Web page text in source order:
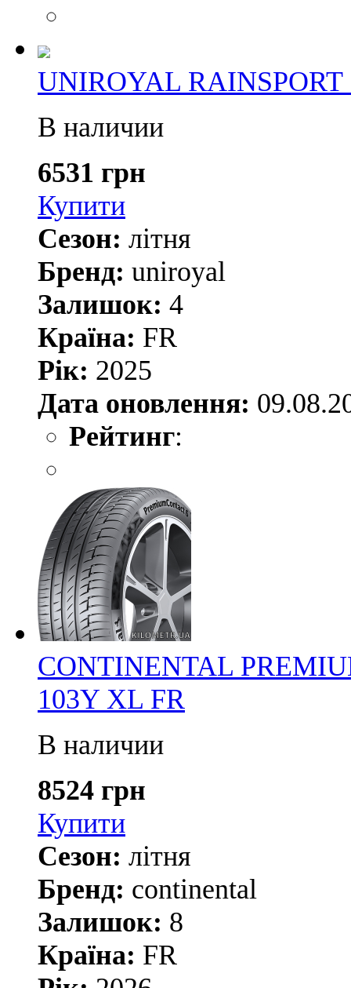
UNIROYAL RAINSPORT
В наличии
6531 грн
Купити
Сезон: літня
Бренд: uniroyal
Залишок: 4
Країна: FR
Рік: 2025
Дата оновлення:
Рейтинг:
CONTINENTAL
103Y XL FR
В наличии
8524 грн
Купити
Сезон: літня
Бренд: continental
Залишок: 8
Країна: FR